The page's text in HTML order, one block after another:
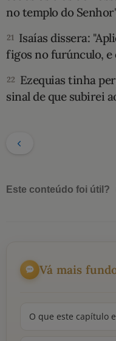
no templo do
21 Isaías dissera:
figos no furúnculo, e
22 Ezequias tinha
sinal de que subirei
Este conteúdo foi útil?
Vá mais
O que este capítulo